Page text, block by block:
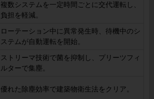
複数システムを一定時間ごとに交代運転し、
負担を軽減。
ローテーション中に異常発生時、待機中のシ
ステムが自動運転を開始。
ストリーマ技術で菌を抑制し、プリーツフィ
ルターで集塵。
優れた除塵効率で建築物衛生法をクリア。